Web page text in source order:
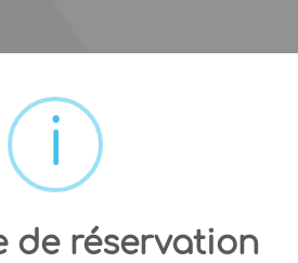
de réservation